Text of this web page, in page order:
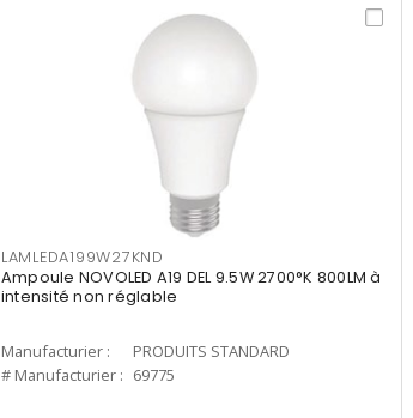
LAMLEDA199W27KND
Ampoule NOVOLED A19 DEL 9.5W 2700°K 800LM à
intensité non réglable
Manufacturier :
PRODUITS STANDARD
# Manufacturier : 69775